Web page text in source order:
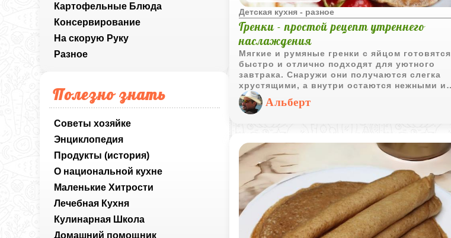
Картофельные Блюда
Консервирование
На скорую Руку
Разное
Полезно знать
Советы хозяйке
Энциклопедия
Продукты (история)
О национальной кухне
Маленькие Хитрости
Лечебная Кухня
Кулинарная Школа
Домашний помощник
Детская кухня - разное
Гренки - простой рецепт утреннего
наслаждения
Мягкие и румяные гренки с яйцом готовятся
быстро и отлично подходят для уютного
завтрака. Снаружи они получаются слегка
хрустящими, а внутри остаются нежными и
ароматными.
Альберт